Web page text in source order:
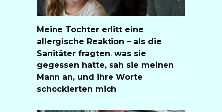
Meine Tochter erlitt eine
allergische Reaktion – als die
Sanitäter fragten, was sie
gegessen hatte, sah sie meinen
Mann an, und ihre Worte
schockierten mich